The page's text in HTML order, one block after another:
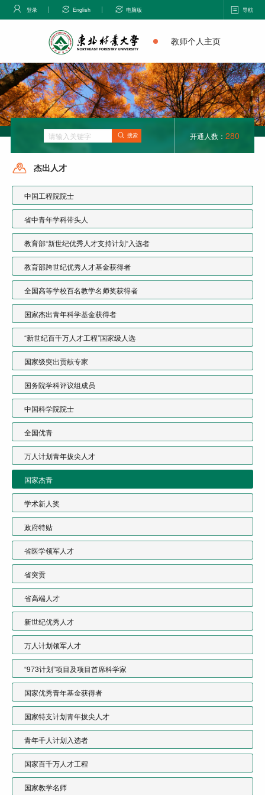
登录 English 电脑版 导航
教师个人主页
搜索 开通人数： 280
杰出人才
中国工程院院士
省中青年学科带头人
教育部“新世纪优秀人才支持计划“入选者
教育部跨世纪优秀人才基金获得者
全国高等学校百名教学名师奖获得者
国家杰出青年科学基金获得者
“新世纪百千万人才工程”国家级人选
国家级突出贡献专家
国务院学科评议组成员
中国科学院院士
全国优青
万人计划青年拔尖人才
国家杰青
学术新人奖
政府特贴
省医学领军人才
省突贡
省高端人才
新世纪优秀人才
万人计划领军人才
“973计划”项目及项目首席科学家
国家优秀青年基金获得者
国家特支计划青年拔尖人才
青年千人计划入选者
国家百千万人才工程
国家教学名师